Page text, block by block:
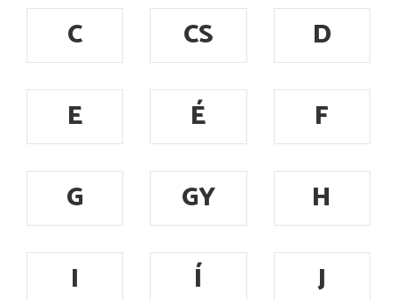
C
CS
D
E
É
F
G
GY
H
I
Í
J